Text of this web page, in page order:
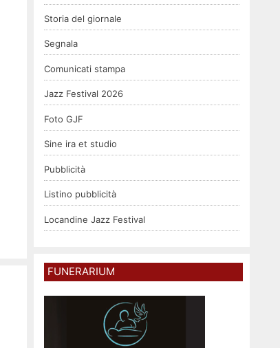
Storia del giornale
Segnala
Comunicati stampa
Jazz Festival 2026
Foto GJF
Sine ira et studio
Pubblicità
Listino pubblicità
Locandine Jazz Festival
FUNERARIUM